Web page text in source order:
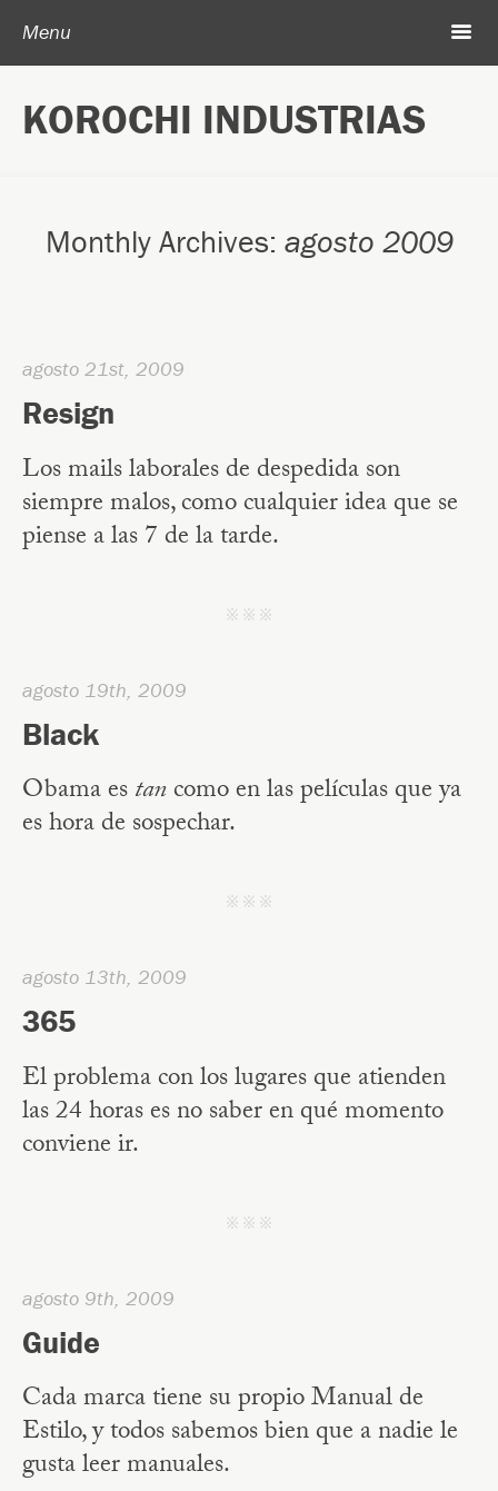
KOROCHI INDUSTRIAS
Menu m
Archivo
Monthly Archives: agosto 2009
agosto 21st, 2009
Resign
Los mails laborales de despedida son
siempre malos, como cualquier idea que se
piense a las 7 de la tarde.
j j j
agosto 19th, 2009
Black
Obama estancomo en las películas que ya
es hora de sospechar.
j j j
agosto 13th, 2009
365
El problema con los lugares que atienden
las 24 horas es no saber en qué momento
conviene ir.
j j j
agosto 9th, 2009
Guide
Cada marca tiene su propio Manual de
Estilo, y todos sabemos bien que a nadie le
gusta leer manuales.